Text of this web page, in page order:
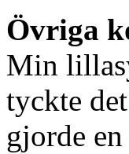
Övriga
Min
tyckte
gjorde